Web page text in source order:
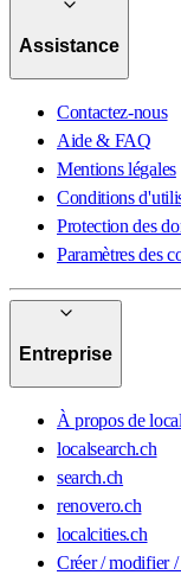
Assistance
Contactez-nous
Aide & FAQ
Mentions légales
Conditions
Protection des
Paramètres des
Entreprise
À propos de
localsearch.ch
search.ch
renovero.ch
localcities.ch
Créer / modifier